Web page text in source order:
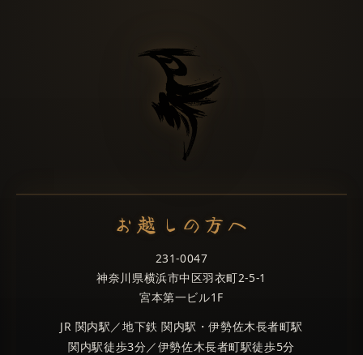
お越しの方へ
231-0047
神奈川県横浜市中区羽衣町2-5-1
宮本第一ビル1F
JR 関内駅／地下鉄 関内駅・伊勢佐木長者町駅
関内駅徒歩3分／伊勢佐木長者町駅徒歩5分